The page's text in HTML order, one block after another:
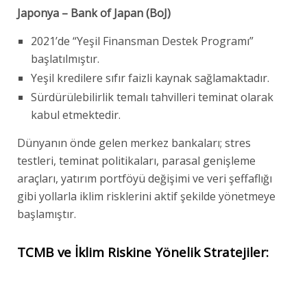
Japonya – Bank of Japan (BoJ)
2021’de “Yeşil Finansman Destek Programı”
başlatılmıştır.
Yeşil kredilere sıfır faizli kaynak sağlamaktadır.
Sürdürülebilirlik temalı tahvilleri teminat olarak
kabul etmektedir.
Dünyanın önde gelen merkez bankaları; stres
testleri, teminat politikaları, parasal genişleme
araçları, yatırım portföyü değişimi ve veri şeffaflığı
gibi yollarla iklim risklerini aktif şekilde yönetmeye
başlamıştır.
TCMB ve İklim Riskine Yönelik Stratejiler: